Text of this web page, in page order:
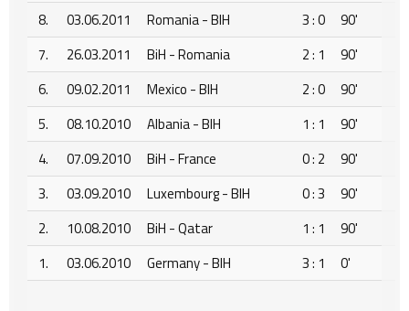
8.
03.06.2011 Romania - BIH 3 : 0
90'
7.
26.03.2011 BiH - Romania 2 : 1
90'
6.
09.02.2011 Mexico - BIH 2 : 0
90'
5.
08.10.2010 Albania - BIH 1 : 1
90'
4.
07.09.2010 BiH - France 0 : 2
90'
3.
03.09.2010 Luxembourg - BIH 0 : 3
90'
2.
10.08.2010 BiH - Qatar 1 : 1
90'
1.
03.06.2010 Germany - BIH 3 : 1 0'